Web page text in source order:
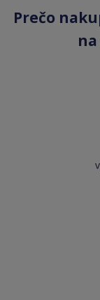
Prečo